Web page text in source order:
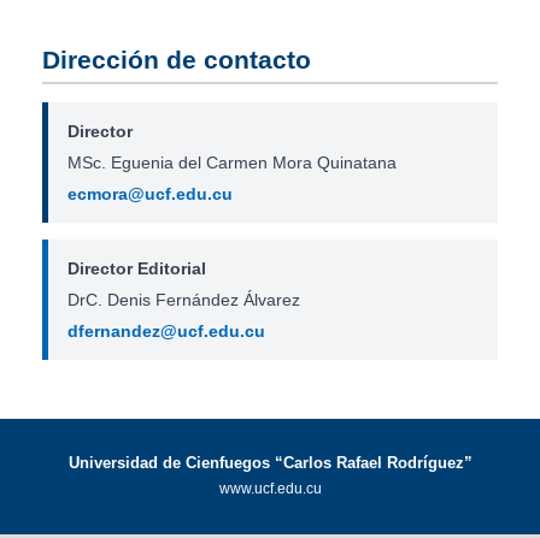
Dirección de contacto
Director
MSc. Eguenia del Carmen Mora Quinatana
ecmora@ucf.edu.cu
Director Editorial
DrC. Denis Fernández Álvarez
dfernandez@ucf.edu.cu
Universidad de Cienfuegos “Carlos Rafael Rodríguez”
www.ucf.edu.cu